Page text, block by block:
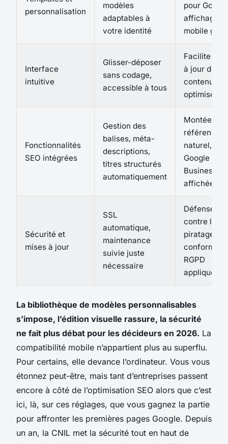
personnalisation
modèles
adaptables à
votre identité
pour
affichage
mobile
Interface
intuitive
Glisser-déposer
sans codage,
accessible à tous
Facilite la
à jour des
contenus
optimisés
Fonctionnalités
SEO intégrées
Gestion des
balises, méta-
descriptions,
titres structurés
automatiquement
Montée en
naturel,
Google My
Business
affichée
Sécurité et
mises à jour
SSL
automatique,
maintenance
suivie juste
nécessaire
Défense
contre les
piratages,
conformité
RGPD
appliquée
La bibliothèque de modèles personnalisables
s’impose, l’édition visuelle rassure, la sécurité
ne fait plus débat pour les décideurs en 2026. La
compatibilité mobile n’appartient plus au superflu.
Pour certains, elle devance l’ordinateur. Vous vous
étonnez peut-être, mais tant d’entreprises passent
encore à côté de l’optimisation SEO alors que c’est
ici, là, sur ces réglages, que vous gagnez la partie
pour affronter les premières pages Google. Depuis
un an, la CNIL met la sécurité tout en haut de